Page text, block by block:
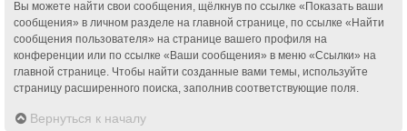
Вы можете найти свои сообщения, щёлкнув по ссылке «Показать ваши
сообщения» в личном разделе на главной странице, по ссылке «Найти
сообщения пользователя» на странице вашего профиля на
конференции или по ссылке «Ваши сообщения» в меню «Ссылки» на
главной странице. Чтобы найти созданные вами темы, используйте
страницу расширенного поиска, заполнив соответствующие поля.
Вернуться к началу